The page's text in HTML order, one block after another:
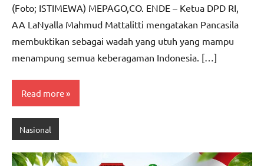
(Foto; ISTIMEWA) MEPAGO,CO. ENDE – Ketua DPD RI,
AA LaNyalla Mahmud Mattalitti mengatakan Pancasila
membuktikan sebagai wadah yang utuh yang mampu
menampung semua keberagaman Indonesia. […]
Read more
Nasional